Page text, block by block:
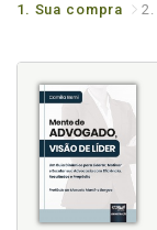
1. Sua compra 2.